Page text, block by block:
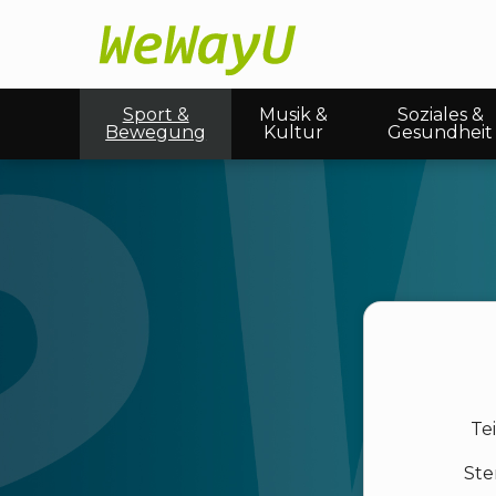
Sport &
Bewegung
Musik &
Kultur
Soziales &
Gesundheit